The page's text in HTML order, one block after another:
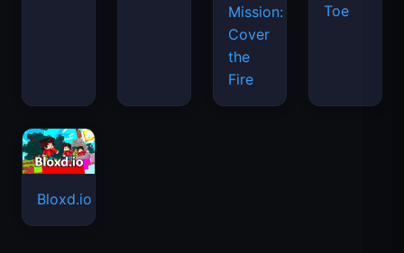
Mission:
Cover
the
Fire
Toe
Bloxd.io